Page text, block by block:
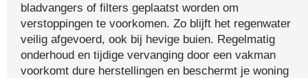
bladvangers of filters geplaatst worden om
verstoppingen te voorkomen. Zo blijft het regenwater
veilig afgevoerd, ook bij hevige buien. Regelmatig
onderhoud en tijdige vervanging door een vakman
voorkomt dure herstellingen en beschermt je woning